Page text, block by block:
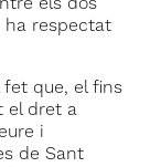
els dos
ha respectat
que, el fins
el dret a
i
de Sant